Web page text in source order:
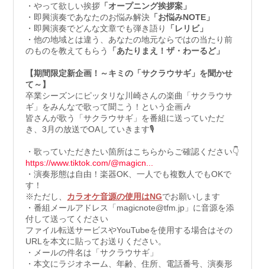
・やって欲しい挨拶 「オープニング挨拶案」
・即興演奏であなたのお悩み解決 「お悩みNOTE」
・即興演奏でどんな文章でも弾き語り
「レリビ」
・他の地域とは違う、あなたの地元ならではの当たり前
のものを教えてもらう
「あたりまえ！ザ・わーるど」
【期間限定新企画！～キミの「サクラウサギ」を聞かせ
て～ 】
卒業シーズンにピッタリな川崎さんの楽曲「サクラウサ
ギ」をみんなで歌って聞こう！という企画🎶
皆さんが歌う「サクラウサギ」を番組に送っていただ
き、3月の放送でOAしていきます🎙
・歌っていただきたい箇所はこちらからご確認ください👇
https://www.tiktok.com/@magicn...
・演奏形態は自由！楽器OK、一人でも複数人でもOKで
す！
※ただし、 カラオケ音源の使用はNGでお願いします
・番組メールアドレス「magicnote@tfm.jp」に音源を添
付して送ってください
ファイル転送サービスやYouTubeを使用する場合はその
URLを本文に貼ってお送りください。
・メールの件名は「サクラウサギ」
・本文にラジオネーム、年齢、住所、電話番号、演奏形